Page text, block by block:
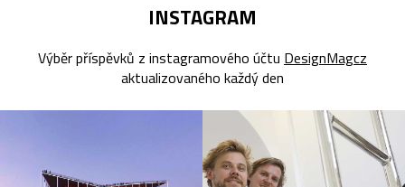
INSTAGRAM
Výběr příspěvků z instagramového účtu DesignMagcz
aktualizovaného každý den